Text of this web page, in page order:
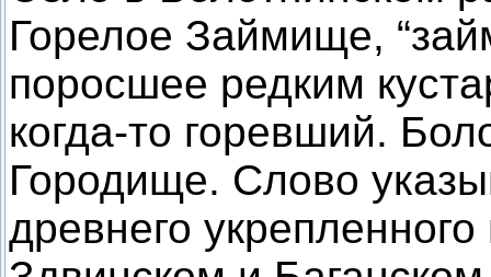
Горелое Займище,
поросшее редким
когда-то горевший.
Городище. Слово
древнего